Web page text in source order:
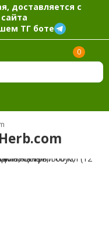
доставляется с
ТГ боте
0